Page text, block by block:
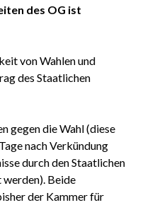
des OG ist
von Wahlen und
des Staatlichen
gegen die Wahl (diese
nach Verkündung
durch den Staatlichen
werden). Beide
der Kammer für